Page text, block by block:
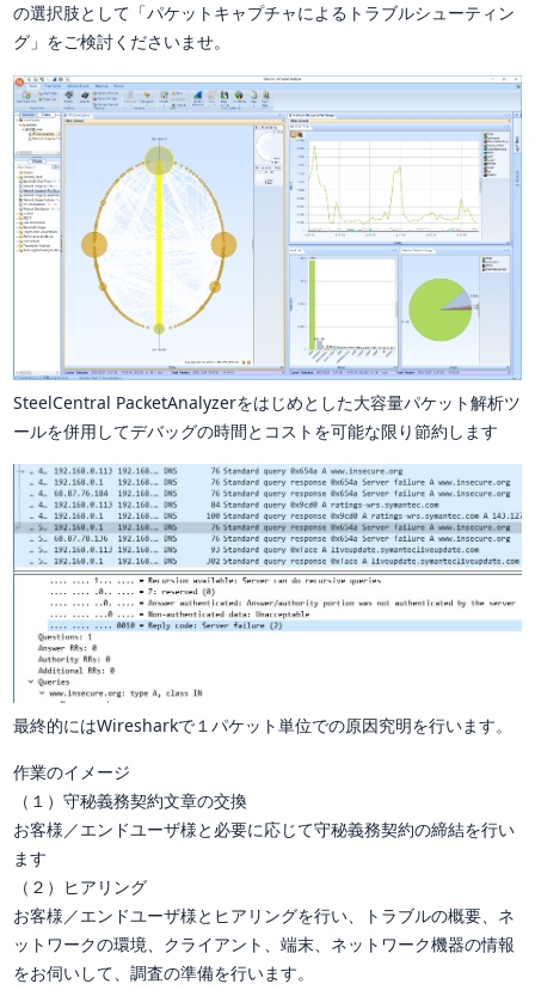
の選択肢として「パケットキャプチャによるトラブルシューティン
グ」をご検討くださいませ。
SteelCentral PacketAnalyzerをはじめとした大容量パケット解析ツ
ールを併用してデバッグの時間とコストを可能な限り節約します
最終的にはWiresharkで１パケット単位での原因究明を行います。
作業のイメージ
（１）守秘義務契約文章の交換
お客様／エンドユーザ様と必要に応じて守秘義務契約の締結を行い
ます
（２）ヒアリング
お客様／エンドユーザ様とヒアリングを行い、トラブルの概要、ネ
ットワークの環境、クライアント、端末、ネットワーク機器の情報
をお伺いして、調査の準備を行います。